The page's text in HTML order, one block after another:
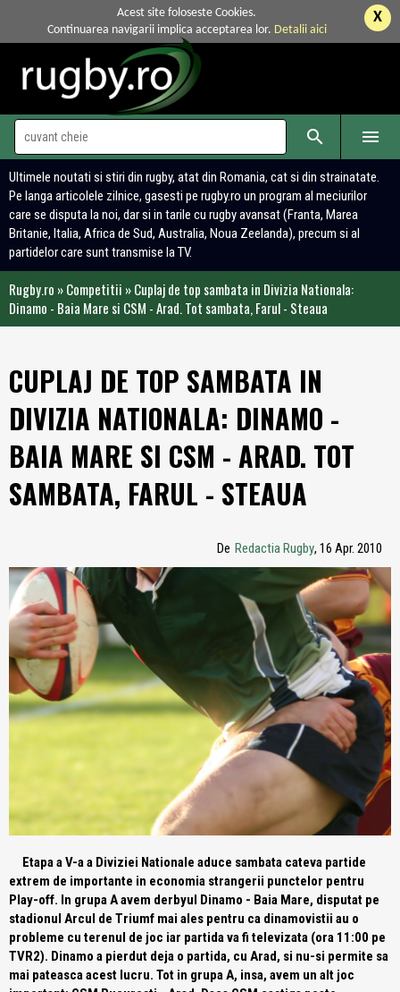
X
Acest site foloseste Cookies.
Continuarea navigarii implica acceptarea lor. Detalii aici
 
Ultimele noutati si stiri din rugby, atat din Romania, cat si din strainatate.
Pe langa articolele zilnice, gasesti pe rugby.ro un program al meciurilor
care se disputa la noi, dar si in tarile cu rugby avansat (Franta, Marea
Britanie, Italia, Africa de Sud, Australia, Noua Zeelanda), precum si al
partidelor care sunt transmise la TV.
Rugby.ro »Competitii »Cuplaj de top sambata in Divizia Nationala:
Dinamo - Baia Mare si CSM - Arad. Tot sambata, Farul - Steaua
CUPLAJ DE TOP SAMBATA IN
DIVIZIA NATIONALA: DINAMO -
BAIA MARE SI CSM - ARAD. TOT
SAMBATA, FARUL - STEAUA
De Redactia Rugby, 16 Apr. 2010
Etapa a V-a a Diviziei Nationale aduce sambata cateva partide
extrem de importante in economia strangerii punctelor pentru
Play-off. In grupa A avem derbyul Dinamo - Baia Mare, disputat pe
stadionul Arcul de Triumf mai ales pentru ca dinamovistii au o
probleme cu terenul de joc iar partida va fi televizata (ora 11:00 pe
TVR2). Dinamo a pierdut deja o partida, cu Arad, si nu-si permite sa
mai pateasca acest lucru. Tot in grupa A, insa, avem un alt joc